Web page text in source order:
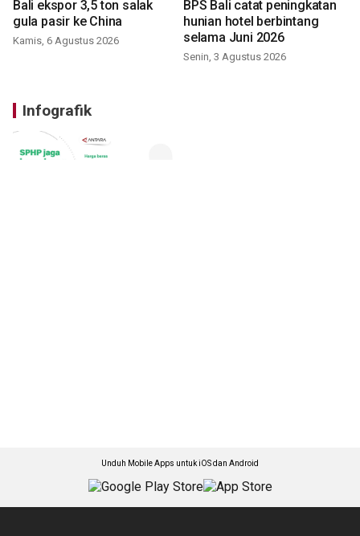
Bali ekspor 3,5 ton salak
gula pasir ke China
Kamis, 6 Agustus 2026
BPS Bali catat peningkatan
hunian hotel berbintang
selama Juni 2026
Senin, 3 Agustus 2026
Infografik
Unduh Mobile Apps untuk iOS dan Android